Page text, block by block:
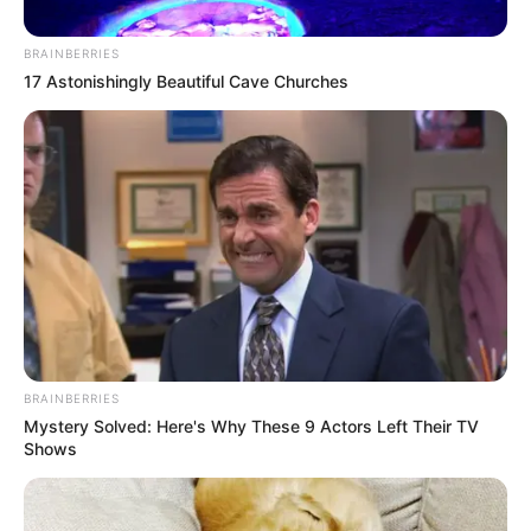
concierto para delinquir.
Referencia-Archivo
Con al menos 12 disparos, sicarios asesinaron a su
víctima en San Cristóbal; un hombre y una adolescente,
resultaron heridos
BRAINBERRIES
17 Astonishingly Beautiful Cave Churches
BRAINBERRIES
Mystery Solved: Here's Why These 9 Actors Left Their TV
Shows